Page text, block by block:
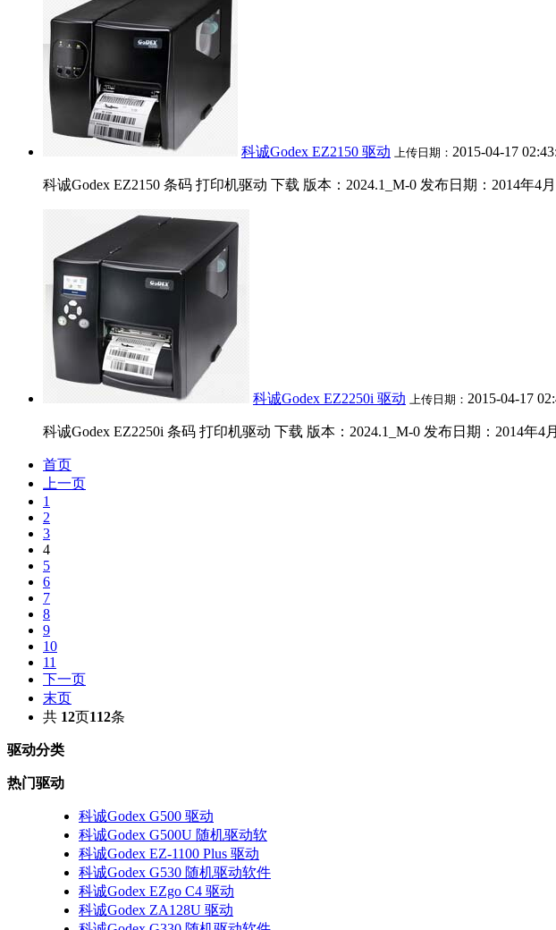
科诚Godex EZ2150 驱动 上传日期： 2015-04-17
科诚Godex EZ2150 条码 打印机驱动 下载 版本：2024.1_M-0 发布日期：2014年4
科诚Godex EZ2250i 驱动 上传日期： 2015-04-17
科诚Godex EZ2250i 条码 打印机驱动 下载 版本：2024.1_M-0 发布日期：2014年4
首页
上一页
1
2
3
4
5
6
7
8
9
10
11
下一页
末页
共 12页112条
驱动分类
热门驱动
科诚Godex G500 驱动
科诚Godex G500U 随机驱动软
科诚Godex EZ-1100 Plus 驱动
科诚Godex G530 随机驱动软件
科诚Godex EZgo C4 驱动
科诚Godex ZA128U 驱动